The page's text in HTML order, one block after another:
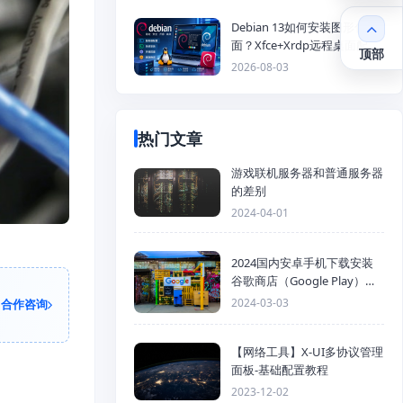
合作咨询
Debian 13如何安装图形化桌
面？Xfce+Xrdp远程桌面配置
教程
2026-08-03
热门文章
游戏联机服务器和普通服务器
的差别
2024-04-01
2024国内安卓手机下载安装
谷歌商店（Google Play）详
细步骤
2024-03-03
【网络工具】X-UI多协议管理
面板-基础配置教程
2023-12-02
顶部